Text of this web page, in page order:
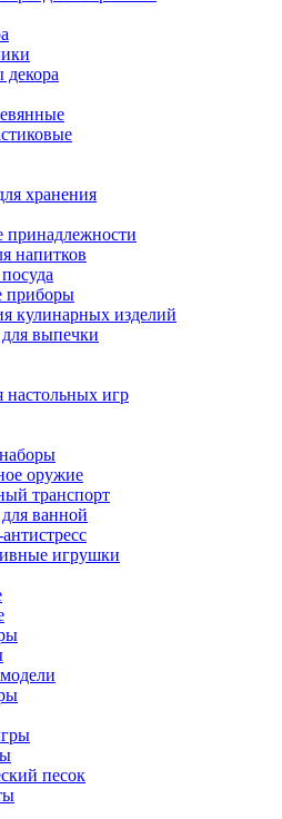
хранения
принадлежности
напитков
приборы
кулинарных изделий
выпечки
настольных игр
оружие
транспорт
ванной
игрушки
песок